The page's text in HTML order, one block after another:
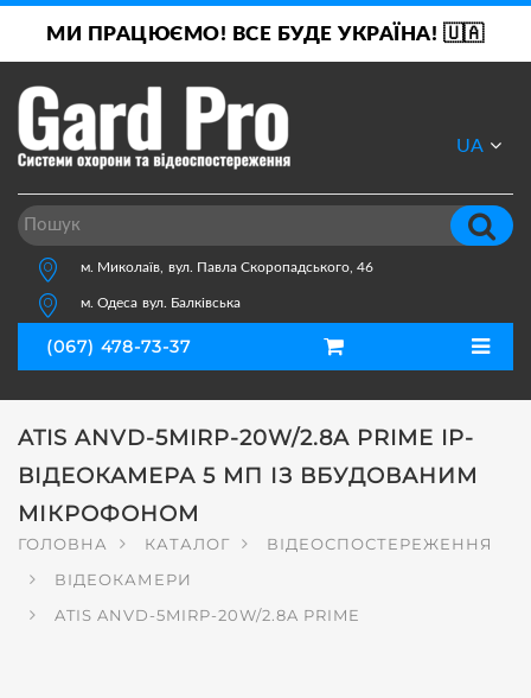
МИ ПРАЦЮЄМО! ВСЕ БУДЕ УКРАЇНА! 🇺🇦
м. Миколаїв, вул. Павла Скоропадського, 46
м. Одеса вул. Балківська
UA
RU
(067) 478-73-37
ATIS ANVD-5MIRP-20W/2.8A PRIME IP-
ВІДЕОКАМЕРА 5 МП ІЗ ВБУДОВАНИМ
МІКРОФОНОМ
ГОЛОВНА КАТАЛОГ
ВІДЕОСПОСТЕРЕЖЕННЯ
ВІДЕОКАМЕРИ
ATIS ANVD-5MIRP-20W/2.8A PRIME